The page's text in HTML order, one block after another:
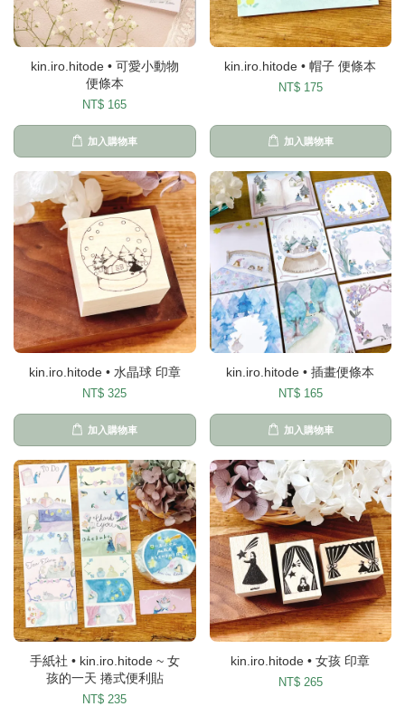
kin.iro.hitode • 可愛小動物
便條本
NT$ 165
加入購物車
kin.iro.hitode • 帽子 便條本
NT$ 175
加入購物車
kin.iro.hitode • 水晶球 印章
NT$ 325
加入購物車
kin.iro.hitode • 插畫便條本
NT$ 165
加入購物車
手紙社 • kin.iro.hitode ~ 女
孩的一天 捲式便利貼
NT$ 235
kin.iro.hitode • 女孩 印章
NT$ 265